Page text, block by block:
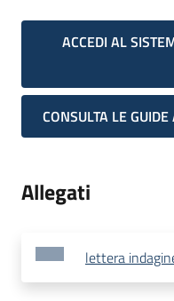
ACCEDI AL
CONSULTA LE
Allegati
lettera